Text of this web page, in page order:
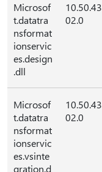
Microsof
t.datatra
nsformat
ionservic
es.design
.dll
10.50.43
02.0
Microsof
t.datatra
nsformat
ionservic
es.vsinte
gration.d
10.50.43
02.0